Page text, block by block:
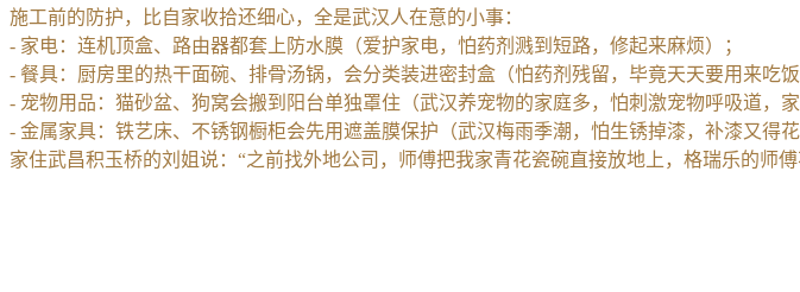
施工前的防护，比自家收拾还细心，全是武汉人在意的小事：
- 家电：连机顶盒、路由器都套上防水膜（爱护家电，怕药剂溅到短路，修起来麻烦）；
- 餐具：厨房里的热干面碗、排骨汤锅，会分类装进密封盒（怕药剂残留，毕竟天天要用来吃饭
- 宠物用品：猫砂盆、狗窝会搬到阳台单独罩住（武汉养宠物的家庭多，怕刺激宠物呼吸道，
- 金属家具：铁艺床、不锈钢橱柜会先用遮盖膜保护（武汉梅雨季潮，怕生锈掉漆，补漆又得花
家住武昌积玉桥的刘姐说：“之前找外地公司，师傅把我家青花瓷碗直接放地上，格瑞乐的师